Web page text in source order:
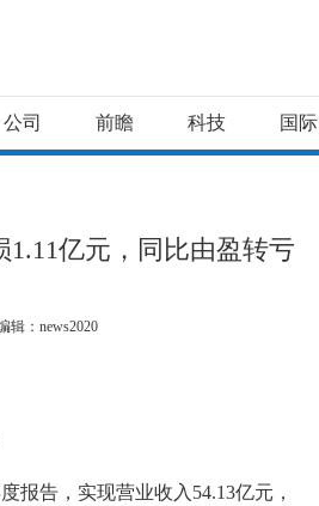
公司 前瞻 科技 国际
1.11亿元，同比由盈转亏
辑：news2020
报告，实现营业收入54.13亿元，